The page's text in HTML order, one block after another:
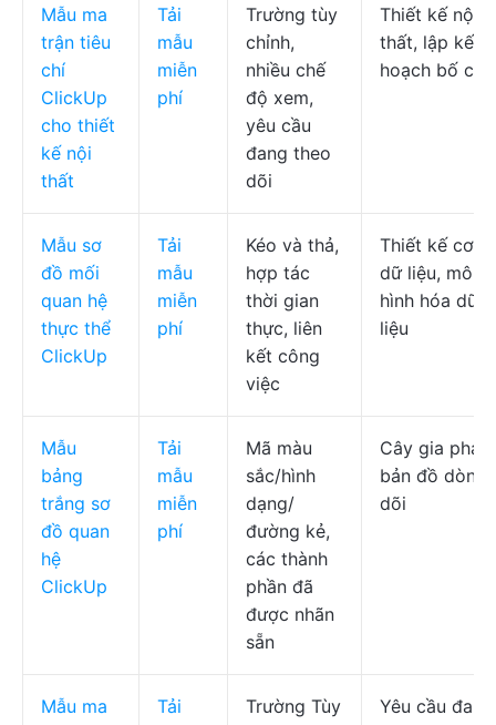
Mẫu ma
trận tiêu
chí
ClickUp
cho thiết
kế nội
thất
Tải
mẫu
miễn
phí
Trường tùy
chỉnh,
nhiều chế
độ xem,
yêu cầu
đang theo
dõi
Thiết kế nội
thất, lập kế
hoạch bố cục
Mẫu sơ
đồ mối
quan hệ
thực thể
ClickUp
Tải
mẫu
miễn
phí
Kéo và thả,
hợp tác
thời gian
thực, liên
kết công
việc
Thiết kế cơ
dữ liệu, mô
hình hóa dữ
liệu
Mẫu
bảng
trắng sơ
đồ quan
hệ
ClickUp
Tải
mẫu
miễn
phí
Mã màu
sắc/hình
dạng/
đường kẻ,
các thành
phần đã
được nhãn
sẵn
Cây gia phả,
bản đồ dòng
dõi
Mẫu ma
Tải
Trường Tùy
Yêu cầu đang